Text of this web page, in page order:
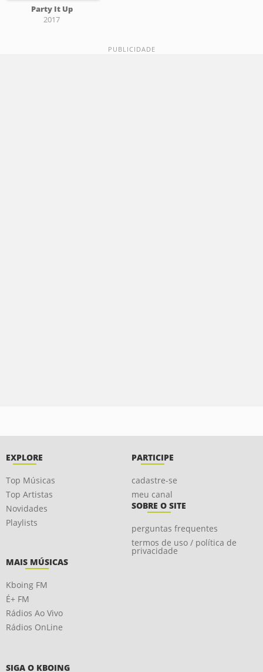
Party It Up
2017
EXPLORE
Top Músicas
Top Artistas
Novidades
Playlists
PARTICIPE
cadastre-se
meu canal
SOBRE O SITE
perguntas frequentes
termos de uso / política de
privacidade
MAIS MÚSICAS
Kboing FM
É+ FM
Rádios Ao Vivo
Rádios OnLine
SIGA O KBOING